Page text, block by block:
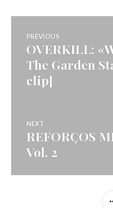
Navegação
de
artigos
PREVIOUS
Previous
post:
OVERKILL:
The Garden
clip]
NEXT
Next
post:
REFORÇOS
Vol. 2